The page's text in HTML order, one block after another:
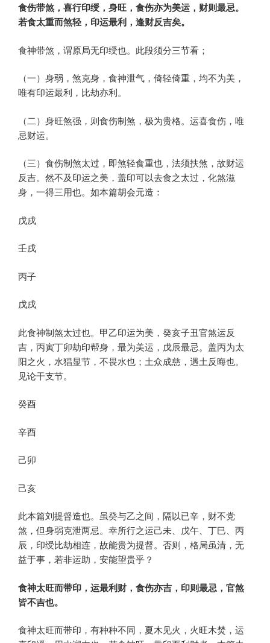
食伤带煞，喜行印绶，身旺，食伤亦为美运，财则最忌。
若食太重而煞轻，印运最利，逢财反吉矣。
食神带煞，谓原局无印绶也。此段须分三节看；
（一）身弱，煞克身，食神泄气，倚轻倚重，均不为美，
唯有印运最利，比劫亦利。
（二）身旺煞强，则食伤制煞，极为贵格。运喜食伤，唯
忌财运。
（三）食伤制煞太过，即煞轻食重也，法须扶煞，故财运
反吉。然不及印运之美，盖印可以去食之太过，化煞滋
身，一得三用也。如本篇胡会元造：
戊戌
壬戌
丙子
戊戌
此食神制煞太过也。甲乙印运为美，癸亥子丑官煞运反
吉，丙寅丁卯劫印帮身，最为美运，戊辰最忌。盖丙为太
阳之火，水猖显节，不畏水也；土众成慈，遇土反晦也。
见论干支节。
癸酉
辛酉
己卯
己亥
此本篇刘提督造也。虽癸与乙之间，隔以已辛，财不党
煞，但身弱克泄两忌。幸所行之运己未、戊午、丁巳、丙
辰，印绶比劫相连，故能贵为提督。否则，格局虽清，无
益于事，若非运助，安能望贵乎？
食神太旺而带印，运最利财，食伤亦吉，印则最忌，官煞
皆不吉也。
食神太旺而带印，有种种不同，夏木见火，火旺木焚，运